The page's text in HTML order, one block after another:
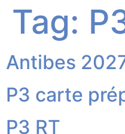
Tag:
Antibes
P3 carte
P3 RT